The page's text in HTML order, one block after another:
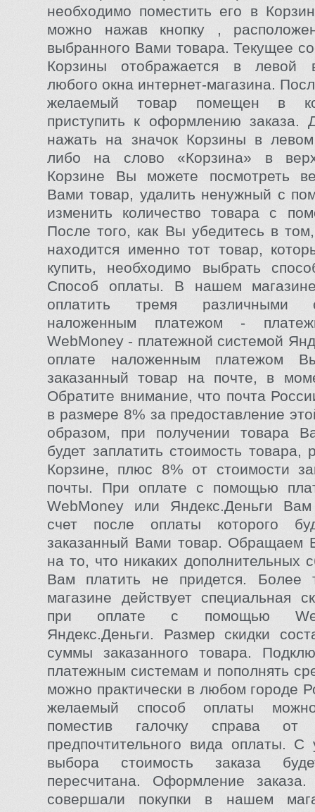
необходимо поместить его в
можно нажав кнопку ,
выбранного Вами товара. Текущее
Корзины отображается в левой
любого окна интернет-магазина.
желаемый товар помещен в
приступить к оформлению заказа.
нажать на значок Корзины в
либо на слово «Корзина» в
Корзине Вы можете посмотреть
Вами товар, удалить ненужный с
изменить количество товара с
После того, как Вы убедитесь в
находится именно тот товар,
купить, необходимо выбрать
Способ оплаты. В нашем
оплатить тремя различными
наложенным платежом -
WebMoney - платежной системой
оплате наложенным платежом
заказанный товар на почте, в
Обратите внимание, что почта
в размере 8% за предоставление
образом, при получении товара
будет заплатить стоимость товара,
Корзине, плюс 8% от стоимости
почты. При оплате с помощью
WebMoney или Яндекс.Деньги
счет после оплаты которого
заказанный Вами товар. Обращаем
на то, что никаких дополнительных
Вам платить не придется. Более
магазине действует специальная
при оплате с помощью
Яндекс.Деньги. Размер скидки
суммы заказанного товара.
платежным системам и пополнять
можно практически в любом городе
желаемый способ оплаты
поместив галочку справа от
предпочтительного вида оплаты. С
выбора стоимость заказа
пересчитана. Оформление
совершали покупки в нашем